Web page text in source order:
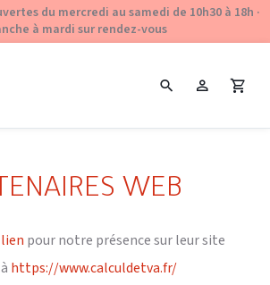
du mercredi au samedi de 10h30 à 18h ·
à mardi sur rendez-vous
WEB
pour notre présence sur leur site
https://www.calculdetva.fr/